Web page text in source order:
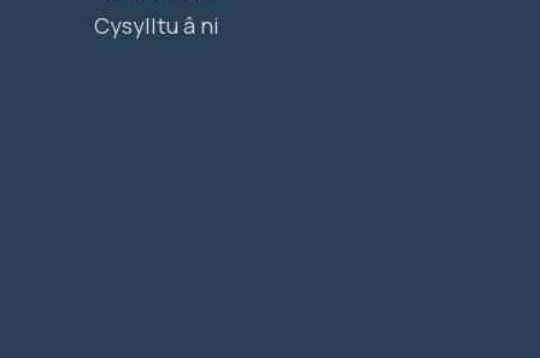
Cysylltu â ni